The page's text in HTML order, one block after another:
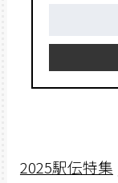
2025駅伝特集